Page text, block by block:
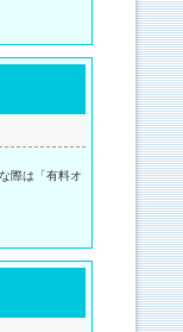
際は「有料オ